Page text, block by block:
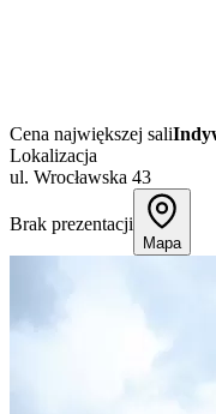
Cena największej sali
Lokalizacja
ul. Wrocławska 43
Brak prezentacji
Mapa